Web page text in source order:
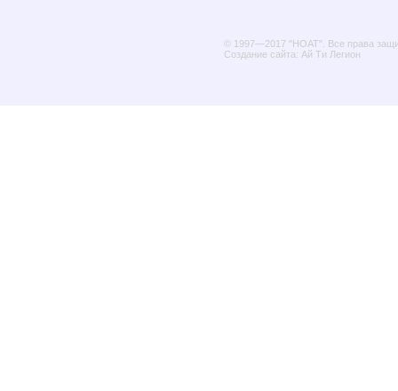
© 1997—2017 "НОАТ". Все права
Создание сайта: Ай Ти Легион